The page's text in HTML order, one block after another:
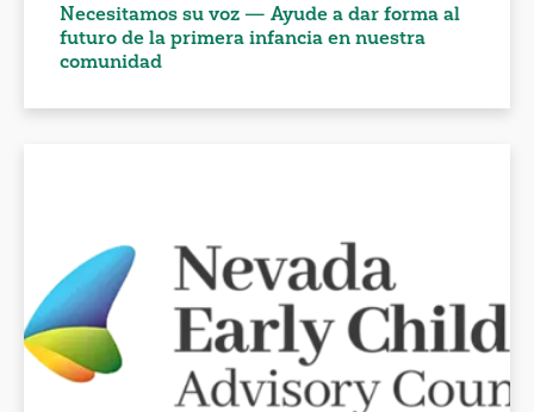
Necesitamos su voz — Ayude a dar forma al
futuro de la primera infancia en nuestra
comunidad